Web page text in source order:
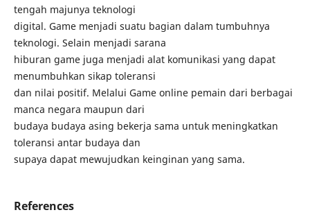
tengah majunya teknologi
digital. Game menjadi suatu bagian dalam tumbuhnya
teknologi. Selain menjadi sarana
hiburan game juga menjadi alat komunikasi yang dapat
menumbuhkan sikap toleransi
dan nilai positif. Melalui Game online pemain dari berbagai
manca negara maupun dari
budaya budaya asing bekerja sama untuk meningkatkan
toleransi antar budaya dan
supaya dapat mewujudkan keinginan yang sama.
References